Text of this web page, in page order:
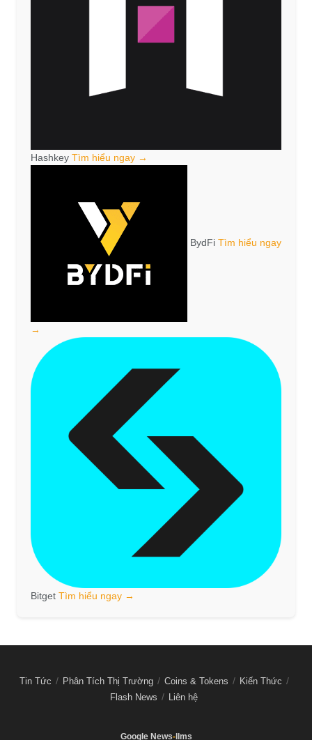
Hashkey Tìm hiểu ngay →
BydFi Tìm hiểu ngay
→
Bitget Tìm hiểu ngay →
Tin Tức Phân Tích Thị Trường Coins & Tokens
Kiến Thức
Flash News
Liên hệ
Google News-llms